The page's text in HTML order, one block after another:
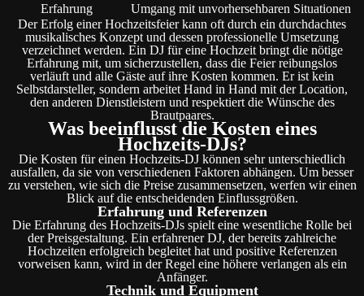
Erfahrung
Umgang mit unvorhersehbaren Situationen
Der Erfolg einer Hochzeitsfeier kann oft durch ein durchdachtes
musikalisches Konzept und dessen professionelle Umsetzung
verzeichnet werden. Ein DJ für eine Hochzeit bringt die nötige
Erfahrung mit, um sicherzustellen, dass die Feier reibungslos
verläuft und alle Gäste auf ihre Kosten kommen. Er ist kein
Selbstdarsteller, sondern arbeitet Hand in Hand mit der Location,
den anderen Dienstleistern und respektiert die Wünsche des
Brautpaares.
Was beeinflusst die Kosten eines
Hochzeits-DJs?
Die Kosten für einen Hochzeits-DJ können sehr unterschiedlich
ausfallen, da sie von verschiedenen Faktoren abhängen. Um besser
zu verstehen, wie sich die Preise zusammensetzen, werfen wir einen
Blick auf die entscheidenden Einflussgrößen.
Erfahrung und Referenzen
Die Erfahrung des Hochzeits-DJs spielt eine wesentliche Rolle bei
der Preisgestaltung. Ein erfahrener DJ, der bereits zahlreiche
Hochzeiten erfolgreich begleitet hat und positive Referenzen
vorweisen kann, wird in der Regel eine höhere verlangen als ein
Anfänger.
Technik und Equipment